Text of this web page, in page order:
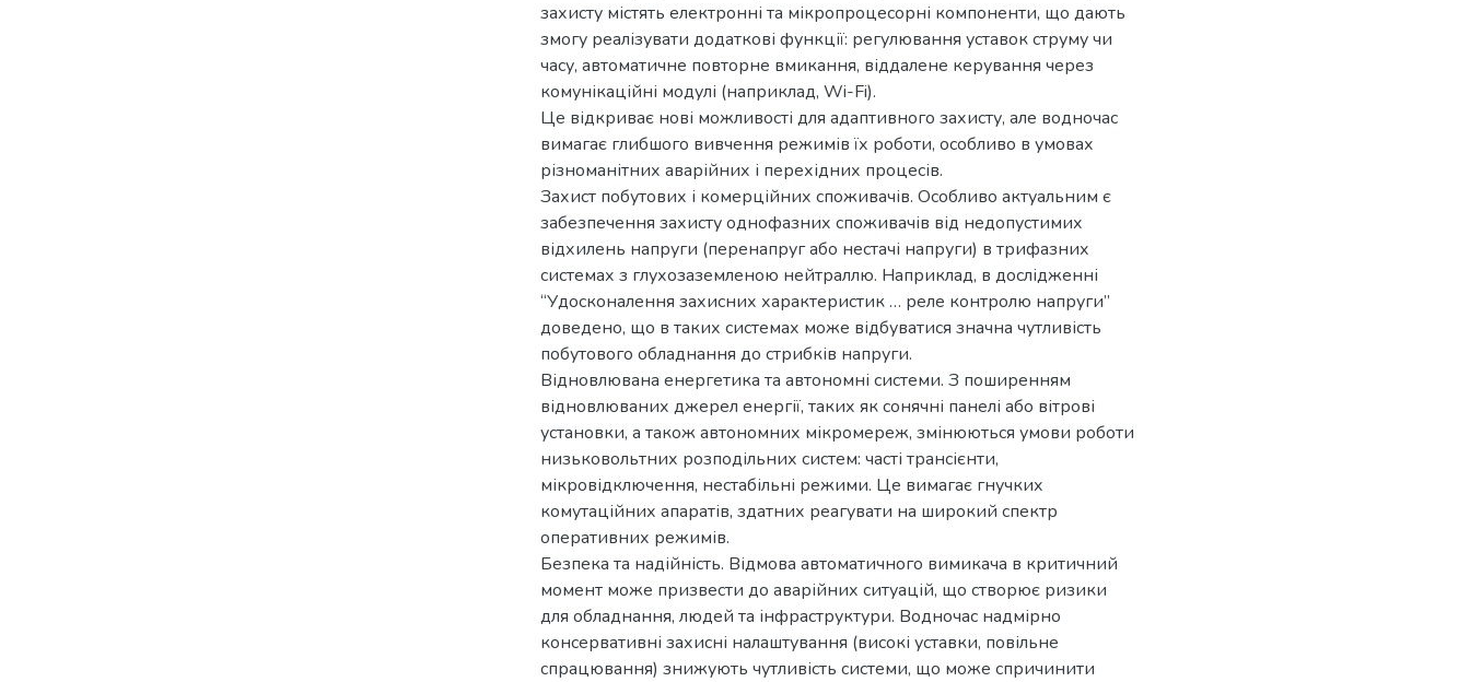
захисту містять електронні та мікропроцесорні компоненти, що дають
змогу реалізувати додаткові функції: регулювання уставок струму чи
часу, автоматичне повторне вмикання, віддалене керування через
комунікаційні модулі (наприклад, Wi-Fi).
Це відкриває нові можливості для адаптивного захисту, але водночас
вимагає глибшого вивчення режимів їх роботи, особливо в умовах
різноманітних аварійних і перехідних процесів.
Захист побутових і комерційних споживачів. Особливо актуальним є
забезпечення захисту однофазних споживачів від недопустимих
відхилень напруги (перенапруг або нестачі напруги) в трифазних
системах з глухозаземленою нейтраллю. Наприклад, в дослідженні
“Удосконалення захисних характеристик … реле контролю напруги”
доведено, що в таких системах може відбуватися значна чутливість
побутового обладнання до стрибків напруги.
Відновлювана енергетика та автономні системи. З поширенням
відновлюваних джерел енергії, таких як сонячні панелі або вітрові
установки, а також автономних мікромереж, змінюються умови роботи
низьковольтних розподільних систем: часті трансієнти,
мікровідключення, нестабільні режими. Це вимагає гнучких
комутаційних апаратів, здатних реагувати на широкий спектр
оперативних режимів.
Безпека та надійність. Відмова автоматичного вимикача в критичний
момент може призвести до аварійних ситуацій, що створює ризики
для обладнання, людей та інфраструктури. Водночас надмірно
консервативні захисні налаштування (високі уставки, повільне
спрацювання) знижують чутливість системи, що може спричинити